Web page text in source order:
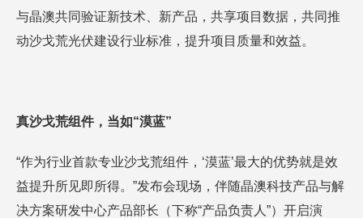
与晶澳共同验证新技术、新产品，共享项目数据，共同推
动沙戈荒光伏建设行业标准，提升项目质量和效益。
真沙戈荒组件，当如“漠蓝”
“作为行业首款专业沙戈荒组件，‘漠蓝’最大的优势就是效
益提升所见即所得。”发布会现场，伴随晶澳科技产品与解
决方案研发中心产品部长（下称“产品负责人”）开启演